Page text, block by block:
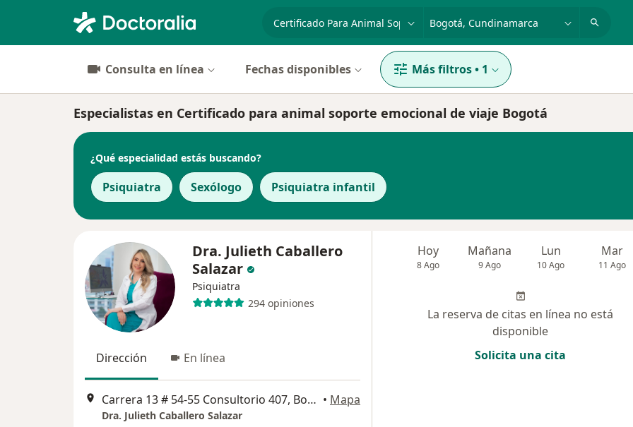
especialidad, enfermedad o nombre
p. ej. Bogotá
Consulta en línea Fechas disponibles Más filtros• 1
Especialistas en Certificado para animal soporte emocional de viaje Bogotá
¿Qué especialidad estás buscando?
Psiquiatra Sexólogo Psiquiatra infantil
Dra. Julieth Caballero
Salazar
Psiquiatra
294 opiniones
Dirección En línea
Carrera 13 # 54-55 Consultorio 407, Bogotá • Mapa
Dra. Julieth Caballero Salazar
Hoy
8 Ago
Mañana
9 Ago
Lun
10 Ago
Mar
11 Ago
La reserva de citas en línea no está
disponible
Solicita una cita